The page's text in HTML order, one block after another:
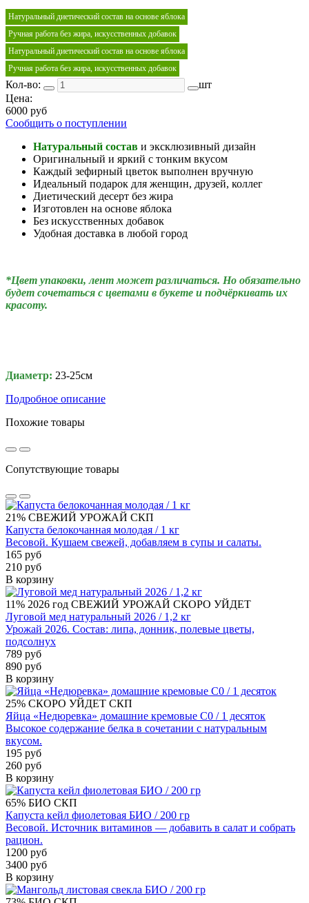
Натуральный диетический состав на основе яблока
Ручная работа без жира, искусственных добавок
Натуральный диетический состав на основе яблока
Ручная работа без жира, искусственных добавок
Кол-во:
шт
Цена:
6000 руб
Сообщить о поступлении
Натуральный состав и эксклюзивный дизайн
Оригинальный и яркий с тонким вкусом
Каждый зефирный цветок выполнен вручную
Идеальный подарок для женщин, друзей, коллег
Диетический десерт без жира
Изготовлен на основе яблока
Без искусственных добавок
Удобная доставка в любой город
*Цвет упаковки, лент может различаться. Но обязательно
будет сочетаться с цветами в букете и подчёркивать их
красоту.
Диаметр: 23-25см
Подробное описание
Похожие товары
Сопутствующие товары
21% СВЕЖИЙ УРОЖАЙ СКП
Капуста белокочанная молодая / 1 кг
Весовой. Кушаем свежей, добавляем в супы и салаты.
165 руб
210 руб
В корзину
11% 2026 год СВЕЖИЙ УРОЖАЙ СКОРО УЙДЕТ
Луговой мед натуральный 2026 / 1,2 кг
Урожай 2026. Состав: липа, донник, полевые цветы,
подсолнух
789 руб
890 руб
В корзину
25% СКОРО УЙДЕТ СКП
Яйца «Недюревка» домашние кремовые С0 / 1 десяток
Высокое содержание белка в сочетании с натуральным
вкусом.
195 руб
260 руб
В корзину
65% БИО СКП
Капуста кейл фиолетовая БИО / 200 гр
Весовой. Источник витаминов — добавить в салат и собрать
рацион.
1200 руб
3400 руб
В корзину